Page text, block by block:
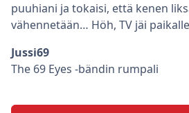
puuhiani ja tokaisi, että kenen
vähennetään… Höh, TV jäi
Jussi69
The 69 Eyes -bändin rumpali